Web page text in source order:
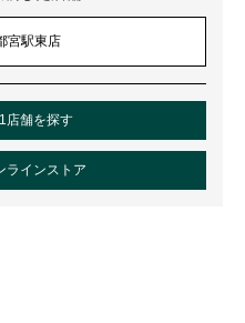
宮駅東店
店舗を探す
ラインストア